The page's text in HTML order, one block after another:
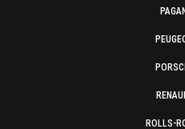
PAGANI
ROLLS-